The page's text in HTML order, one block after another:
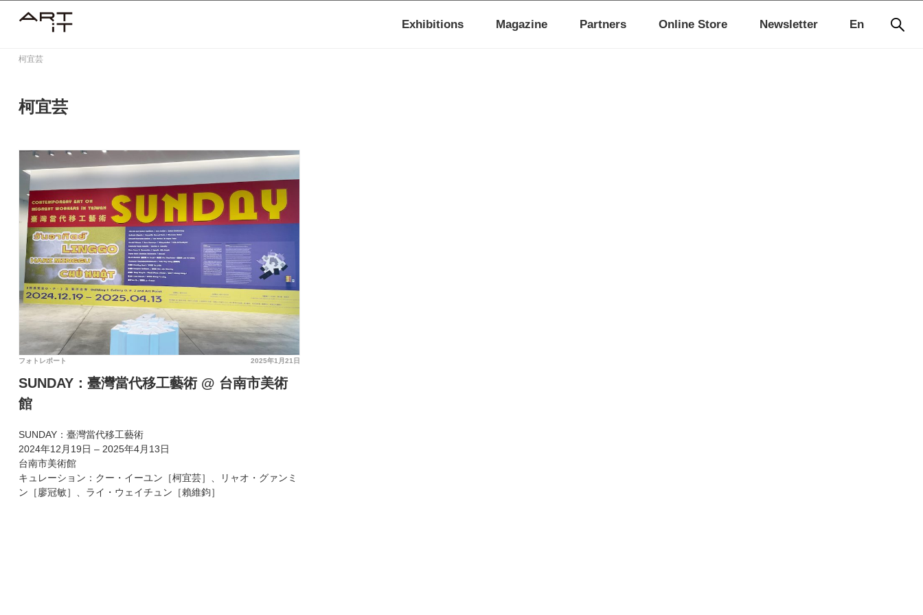
En
Exhibitions Magazine Partners Online Store Newsletter
柯宜芸
柯宜芸
2025年1月21日
フォトレポート
SUNDAY：臺灣當代移工藝術 @ 台南市美術
館
SUNDAY：臺灣當代移工藝術
2024年12月19日 – 2025年4月13日
台南市美術館
キュレーション：クー・イーユン［柯宜芸］、リャオ・グァンミ
ン［廖冠敏］、ライ・ウェイチュン［賴維鈞］